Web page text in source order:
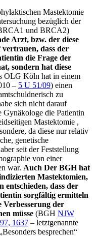
Mastektomie
bezüglich der
und BRCA2)
Arzt, bzw. der diese
dass der
die Frage der
sondern hat diese
OLG Köln hat in einem
– 5 U 51/09) einen
zu
sich nicht darauf
Gynäkologe die Patientin
Mastektomie ,
da diese nur relativ
genetische
seit der Feststellung
von einer
war. Auch Der BGH hat
Mastektomien,
dass der
sorgfältig ermitteln
der
müsse (BGH NJW
1637 – letztgenannte
besprechen“